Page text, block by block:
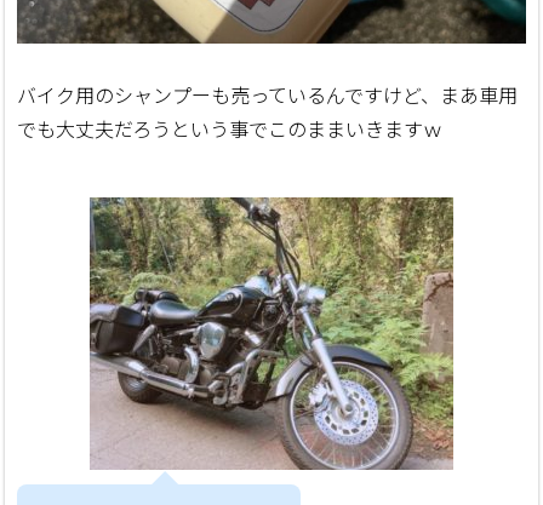
バイク用のシャンプーも売っているんですけど、まあ車用
でも大丈夫だろうという事でこのままいきますｗ